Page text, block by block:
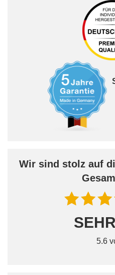
Wir sind stolz auf
5.6